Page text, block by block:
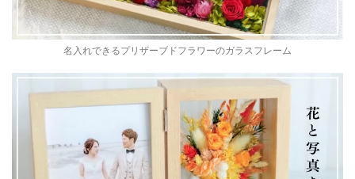
名入れできるプリザーブドフラワーのガラスフレーム